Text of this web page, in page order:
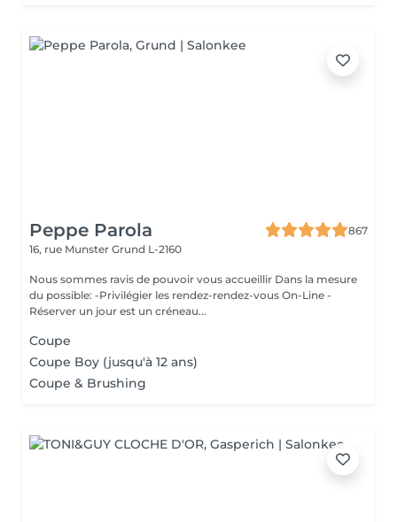
Peppe Parola
867
16, rue Munster Grund L-2160
Nous sommes ravis de pouvoir vous accueillir Dans la mesure
du possible: -Privilégier les rendez-rendez-vous On-Line -
Réserver un jour est un créneau...
Coupe
Coupe Boy (jusqu'à 12 ans)
Coupe & Brushing